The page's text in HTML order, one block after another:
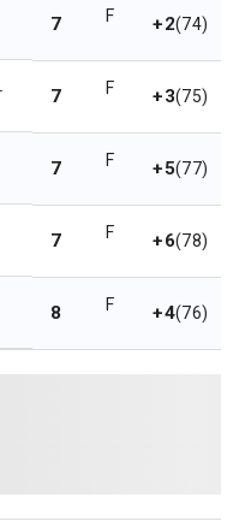
7 F +2(74)
7 F +3(75)
7 F +5(77)
7 F +6(78)
8 F +4(76)